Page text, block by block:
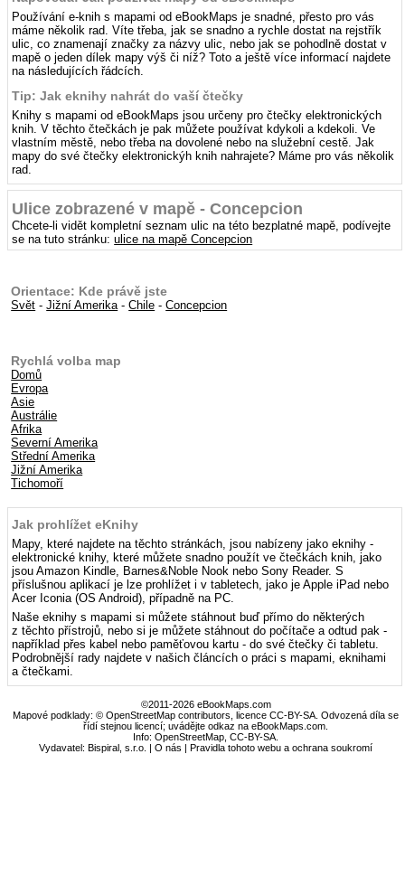
Používání e-knih s mapami od eBookMaps je snadné, přesto pro vás
máme několik rad. Víte třeba, jak se snadno a rychle dostat na rejstřík
ulic, co znamenají značky za názvy ulic, nebo jak se pohodlně dostat v
mapě o jeden dílek mapy výš či níž? Toto a ještě více informací najdete
na následujících řádcích.
Tip: Jak eknihy nahrát do vaší čtečky
Knihy s mapami od eBookMaps jsou určeny pro čtečky elektronických
knih. V těchto čtečkách je pak můžete používat kdykoli a kdekoli. Ve
vlastním městě, nebo třeba na dovolené nebo na služební cestě. Jak
mapy do své čtečky elektronickýh knih nahrajete? Máme pro vás několik
rad.
Ulice zobrazené v mapě - Concepcion
Chcete-li vidět kompletní seznam ulic na této bezplatné mapě, podívejte
se na tuto stránku:ulice na mapě Concepcion
Orientace: Kde právě jste
Svět -Jižní Amerika-Chile -Concepcion
Rychlá volba map
Domů
Evropa
Asie
Austrálie
Afrika
Severní Amerika
Střední Amerika
Jižní Amerika
Tichomoří
Jak prohlížet eKnihy
Mapy, které najdete na těchto stránkách, jsou nabízeny jako eknihy -
elektronické knihy, které můžete snadno použít ve čtečkách knih, jako
jsou Amazon Kindle, Barnes&Noble Nook nebo Sony Reader. S
příslušnou aplikací je lze prohlížet i v tabletech, jako je Apple iPad nebo
Acer Iconia (OS Android), případně na PC.
Naše eknihy s mapami si můžete stáhnout buď přímo do některých
z těchto přístrojů, nebo si je můžete stáhnout do počítače a odtud pak -
například přes kabel nebo paměťovou kartu - do své čtečky či tabletu.
Podrobnější rady najdete v našich článcích o práci s mapami, eknihami
a čtečkami.
©2011-2026 eBookMaps.com
Mapové podklady: © OpenStreetMap contributors, licence CC-BY-SA. Odvozená díla se
řídí stejnou licencí; uvádějte odkaz na eBookMaps.com.
Info:OpenStreetMap ,CC-BY-SA
Vydavatel: Bispiral, s.r.o. |O nás |Pravidla tohoto webu a ochrana soukromí